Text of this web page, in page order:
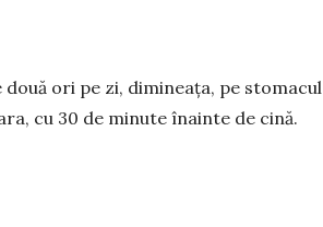
ori pe zi, dimineața, pe sto­macul
cu 30 de minute înainte de cină.